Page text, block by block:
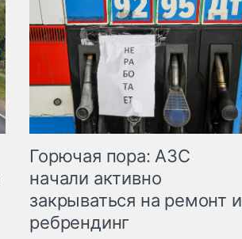
Горючая пора: АЗС
начали активно
закрываться на ремонт и
ребрендинг